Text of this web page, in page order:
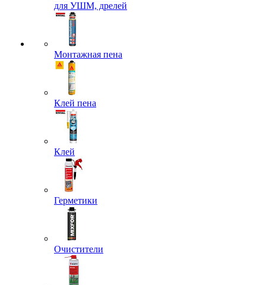
для УШМ, дрелей
Монтажная пена
Клей пена
Клей
Герметики
Очистители